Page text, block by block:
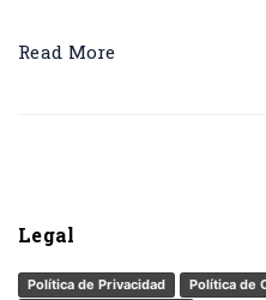
Read More
Legal
Política de Privacidad Política de